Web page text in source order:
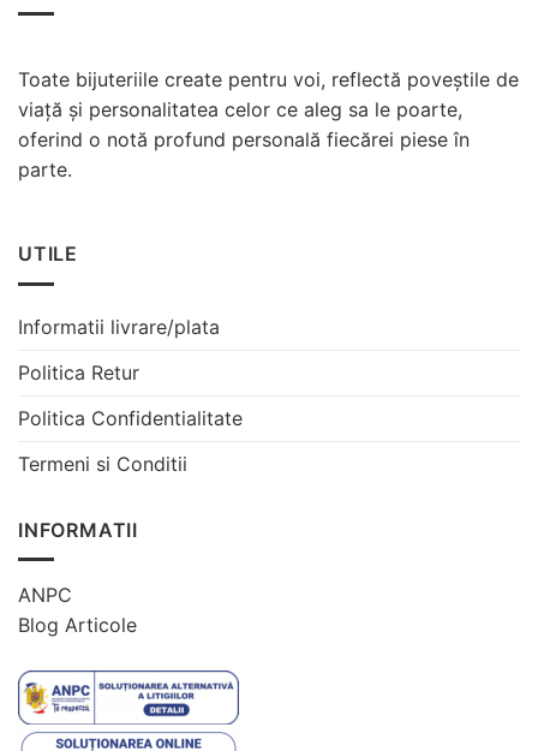
Toate bijuteriile create pentru voi, reflectă poveștile de
viață și personalitatea celor ce aleg sa le poarte,
oferind o notă profund personală fiecărei piese în
parte.
UTILE
Informatii livrare/plata
Politica Retur
Politica Confidentialitate
Termeni si Conditii
INFORMATII
ANPC
Blog Articole